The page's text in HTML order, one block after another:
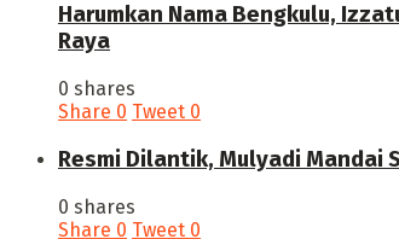
Harumkan Nama Bengkulu,
Raya
0 shares
Share 0 Tweet 0
Resmi Dilantik, Mulyadi Mandai
0 shares
Share 0 Tweet 0